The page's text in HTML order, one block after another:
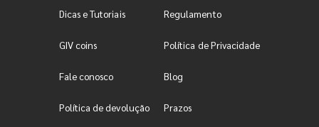
Dicas e Tutoriais Regulamento
GIV coins Política de Privacidade
Fale conosco Blog
Política de devolução Prazos